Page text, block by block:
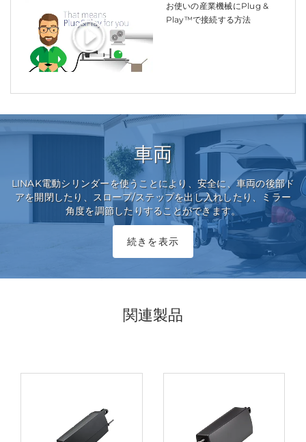
お使いの産業機械にPlug &
Play™で接続する方法
車両
LINAK電動シリンダーを使うことにより、安全に、車両の後部ド
アを開閉したり、スロープ/ステップを出し入れしたり、ミラー
角度を調節したりすることができます。
続きを表示
関連製品